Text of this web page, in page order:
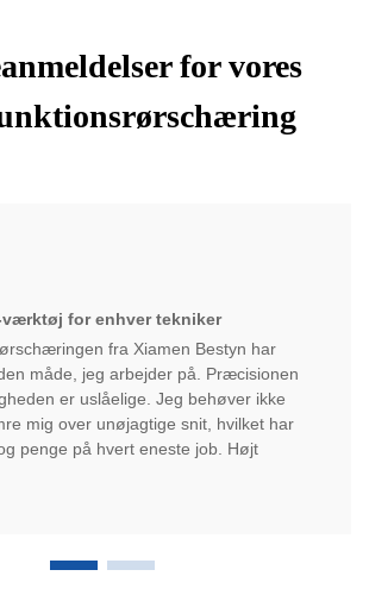
for vores
værktøj for enhver tekniker
fra Xiamen Bestyn har
måde, jeg arbejder på. Præcisionen
er uslåelige. Jeg behøver ikke
mig over unøjagtige snit, hvilket har
penge på hvert eneste job. Højt